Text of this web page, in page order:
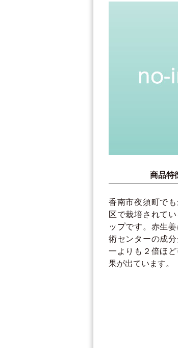
商品特
香南市夜須町で
区で栽培されて
ップです。赤生
術センターの成
一よりも２倍ほ
果が出ています。